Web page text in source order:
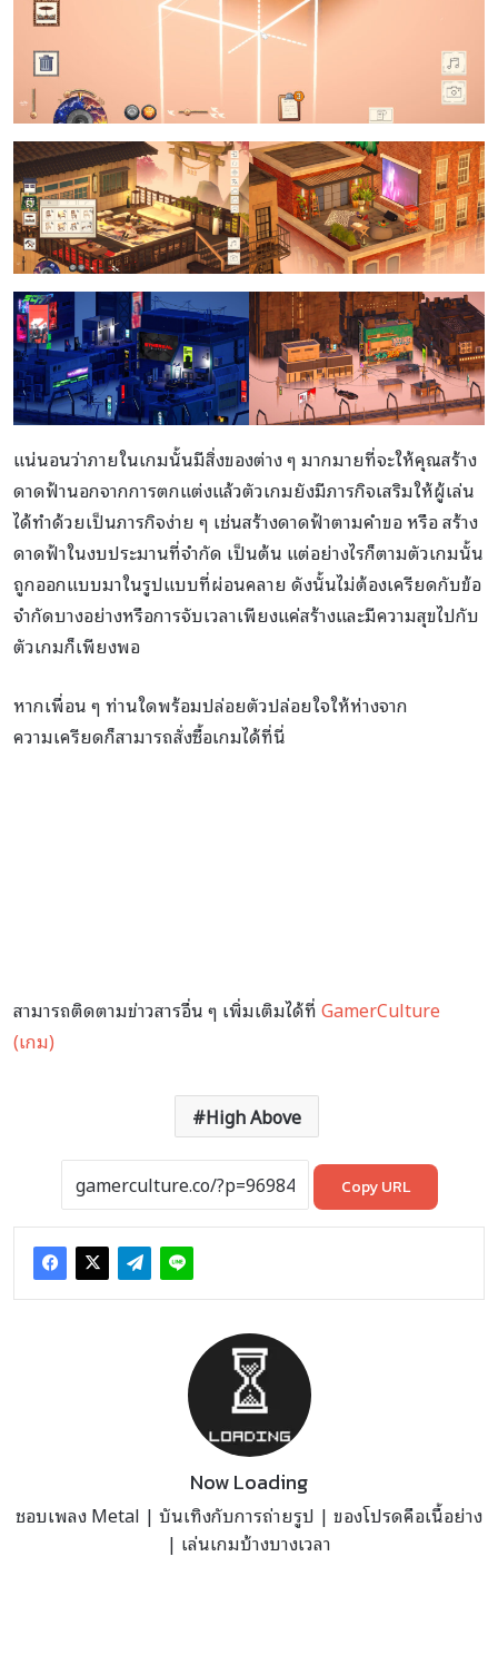
แน่นอนว่าภายในเกมนั้นมีสิ่งของต่าง ๆ มากมายที่จะให้คุณสร้าง
ดาดฟ้านอกจากการตกแต่งแล้วตัวเกมยังมีภารกิจเสริมให้ผู้เล่น
ได้ทำด้วยเป็นภารกิจง่าย ๆ เช่นสร้างดาดฟ้าตามคำขอ หรือ สร้าง
ดาดฟ้าในงบประมานที่จำกัด เป็นต้น แต่อย่างไรก็ตามตัวเกมนั้น
ถูกออกแบบมาในรูปแบบที่ผ่อนคลาย ดังนั้นไม่ต้องเครียดกับข้อ
จำกัดบางอย่างหรือการจับเวลาเพียงแค่สร้างและมีความสุขไปกับ
ตัวเกมก็เพียงพอ
หากเพื่อน ๆ ท่านใดพร้อมปล่อยตัวปล่อยใจให้ห่างจาก
ความเครียดก็สามารถสั่งซื้อเกมได้ที่นี่
สามารถติดตามข่าวสารอื่น ๆ เพิ่มเติมได้ที่GamerCulture
(เกม)
High Above
Copy URL
Now Loading
ชอบเพลง Metal | บันเทิงกับการถ่ายรูป | ของโปรดคือเนื้อย่าง
| เล่นเกมบ้างบางเวลา